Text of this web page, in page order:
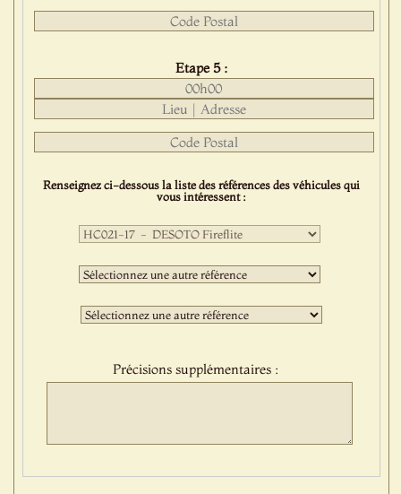
Etape 5 :
Renseignez ci-dessous la liste des références des véhicules qui
vous intéressent :
Première
sélection
:Deuxième
sélection
:Troisième
sélection
Précisions supplémentaires :